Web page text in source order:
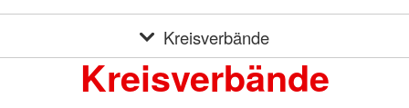
Kreisverbände
Kreisverbände